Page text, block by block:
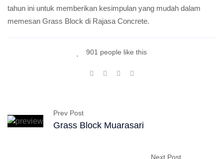
tahun ini untuk memberikan kesimpulan yang mudah dalam
memesan Grass Block di Rajasa Concrete.
901 people like this
Prev Post
Grass Block Muarasari
Next Post